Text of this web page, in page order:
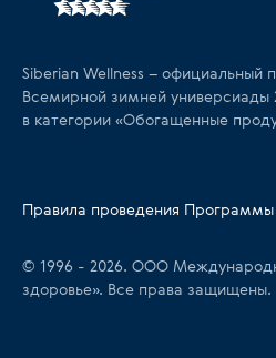
Siberian Wellness – официальный
Всемирной зимней универсиады
в категории «Обогащенные
Правила проведения
© 1996 - 2026. ООО
здоровье». Все права защищены.